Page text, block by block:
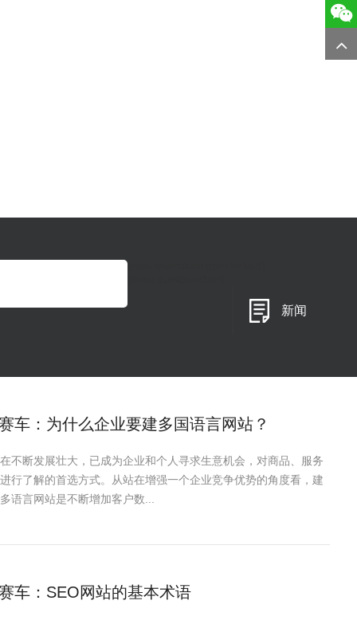
{eyou:searchform type='default'}
新闻
车：为什么企业要建多国语言网站？
不断发展壮大，已成为企业和个人寻求生意机会，对商品、服务
行了解的首选方式。从站在增强一个企业竞争优势的角度看，建
语言网站是不断增加客户数...
车：SEO网站的基本术语